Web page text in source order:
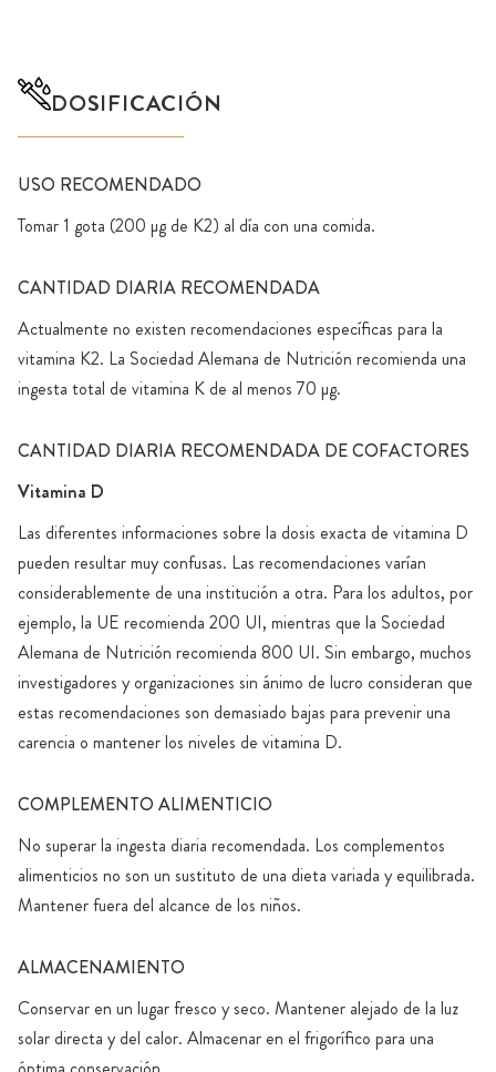
DOSIFICACIÓN
USO RECOMENDADO
Tomar 1 gota (200 µg de K2) al día con una comida.
CANTIDAD DIARIA RECOMENDADA
Actualmente no existen recomendaciones específicas para la
vitamina K2. La Sociedad Alemana de Nutrición recomienda una
ingesta total de vitamina K de al menos 70 µg.
CANTIDAD DIARIA RECOMENDADA DE COFACTORES
Vitamina D
Las diferentes informaciones sobre la dosis exacta de vitamina D
pueden resultar muy confusas. Las recomendaciones varían
considerablemente de una institución a otra. Para los adultos, por
ejemplo, la UE recomienda 200 UI, mientras que la Sociedad
Alemana de Nutrición recomienda 800 UI. Sin embargo, muchos
investigadores y organizaciones sin ánimo de lucro consideran que
estas recomendaciones son demasiado bajas para prevenir una
carencia o mantener los niveles de vitamina D.
COMPLEMENTO ALIMENTICIO
No superar la ingesta diaria recomendada. Los complementos
alimenticios no son un sustituto de una dieta variada y equilibrada.
Mantener fuera del alcance de los niños.
ALMACENAMIENTO
Conservar en un lugar fresco y seco. Mantener alejado de la luz
solar directa y del calor. Almacenar en el frigorífico para una